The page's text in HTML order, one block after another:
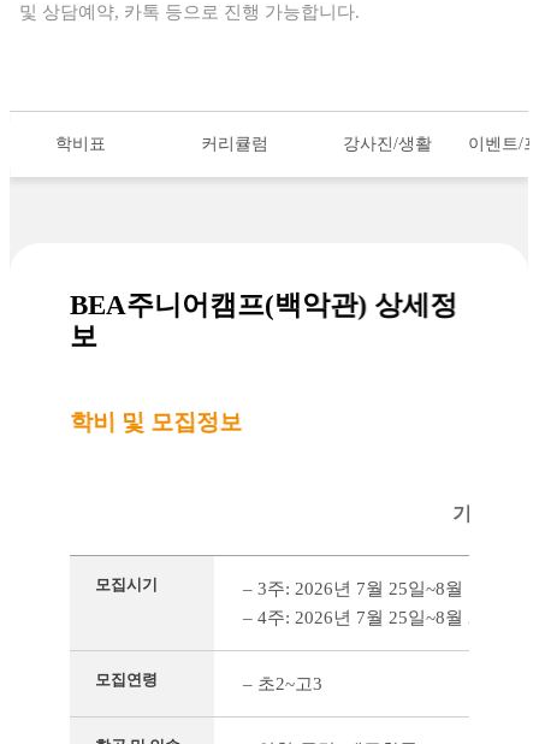
및 상담예약, 카톡 등으로 진행 가능합니다.
학비표 커리큘럼 강사진/생활 이벤트/
BEA주니어캠프(백악관) 상세정
보
학비 및 모집정보
기본 정
모집시기
– 3주: 2026년 7월 25일~8월 14일(인
– 4주: 2026년 7월 25일~8월 21일(인
모집연령 – 초2~고3